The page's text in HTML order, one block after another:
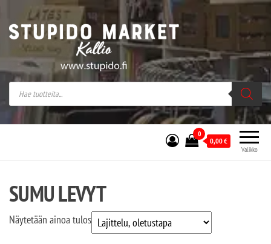
Stupido Market – verkossa ja kivijalassa
Stupido Market on vaihtoehtomusaan
erikoistunut verkko- sekä
kivijalkakauppa Helsingissä Kallion
sydämessä.
Valikko
0
0,00€
SUMU LEVYT
Näytetään ainoa tulos